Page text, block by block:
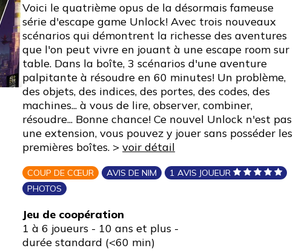
Voici le quatrième opus de la désormais fameuse
série d'escape game Unlock! Avec trois nouveaux
scénarios qui démontrent la richesse des aventures
que l'on peut vivre en jouant à une escape room sur
table. Dans la boîte, 3 scénarios d'une aventure
palpitante à résoudre en 60 minutes! Un problème,
des objets, des indices, des portes, des codes, des
machines... à vous de lire, observer, combiner,
résoudre... Bonne chance! Ce nouvel Unlock n'est pas
une extension, vous pouvez y jouer sans posséder les
premières boîtes. >voir détail
COUP DE CŒUR AVIS DE NIM
1 AVIS JOUEUR
PHOTOS
Jeu de coopération
1 à 6 joueurs - 10 ans et plus -
durée standard (<60 min)